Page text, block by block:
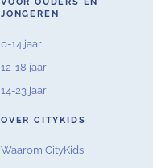
VOOR OUDERS EN
JONGEREN
0-14 jaar
12-18 jaar
14-23 jaar
OVER CITYKIDS
Waarom CityKids